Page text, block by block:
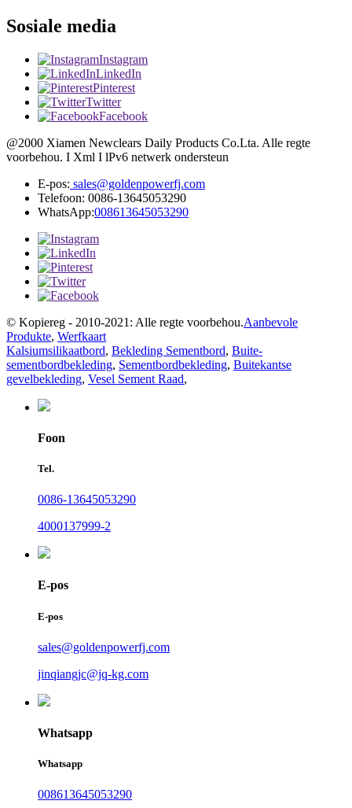
Sosiale media
Instagram
LinkedIn
Pinterest
Twitter
Facebook
@2000 Xiamen Newclears Daily Products Co.Lta. Alle regte
voorbehou. I Xml I lPv6 netwerk ondersteun
E-pos: sales@goldenpowerfj.com
Telefoon: 0086-13645053290
WhatsApp:008613645053290
© Kopiereg - 2010-2021: Alle regte voorbehou.Aanbevole
Produkte, Werfkaart
Kalsiumsilikaatbord, Bekleding Sementbord, Buite-
sementbordbekleding, Sementbordbekleding, Buitekantse
gevelbekleding, Vesel Sement Raad,
Foon
Tel.
0086-13645053290
4000137999-2
E-pos
E-pos
sales@goldenpowerfj.com
jinqiangjc@jq-kg.com
Whatsapp
Whatsapp
008613645053290